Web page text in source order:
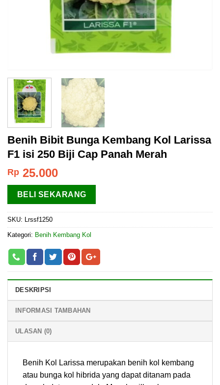
Benih Bibit Bunga Kembang Kol Larissa
F1 isi 250 Biji Cap Panah Merah
Rp 25.000
BELI SEKARANG
SKU: Lrssf1250
Kategori: Benih Kembang Kol
DESKRIPSI
INFORMASI TAMBAHAN
ULASAN (0)
Benih Kol Larissa merupakan benih kol kembang
atau bunga kol hibrida yang dapat ditanam pada